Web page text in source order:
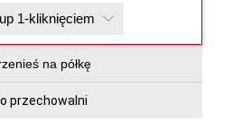
1-kliknięciem
na półkę
przechowalni